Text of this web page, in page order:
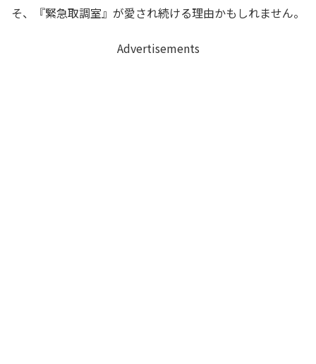
そ、『緊急取調室』が愛され続ける理由かもしれません。
Advertisements